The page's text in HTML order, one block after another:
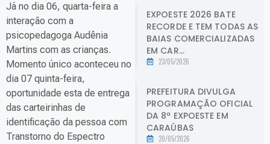
Já no dia 06, quarta-feira a
interação com a
psicopedagoga Audênia
Martins com as crianças.
Momento único aconteceu no
dia 07 quinta-feira,
oportunidade esta de entrega
das carteirinhas de
identificação da pessoa com
Transtorno do Espectro
EXPOESTE 2026 BATE
RECORDE E TEM TODAS AS
BAIAS COMERCIALIZADAS
EM CAR...
23/05/2026
PREFEITURA DIVULGA
PROGRAMAÇÃO OFICIAL
DA 8ª EXPOESTE EM
CARAÚBAS
20/05/2026